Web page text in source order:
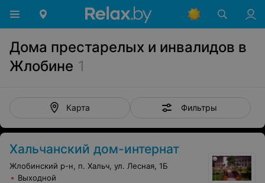
Дома престарелых и инвалидов в
Жлобине 1
Карта Фильтры
Хальчанский дом-интернат
Жлобинский р-н, п. Хальч, ул. Лесная, 1Б
Выходной